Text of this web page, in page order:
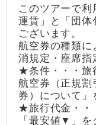
このツアーで利
運賃」と「団体
ございます。
航空券の種類に
消規定・座席指
★条件・・・旅
航空券（正規割
券）について」
★旅行代金・・
「最安値▼」を